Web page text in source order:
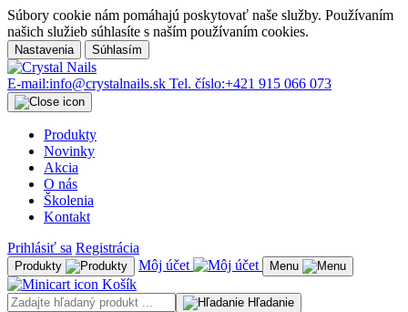
Súbory cookie nám pomáhajú poskytovať naše služby. Používaním
našich služieb súhlasíte s naším používaním cookies.
Nastavenia Súhlasím
E-mail:info@crystalnails.sk Tel. číslo:+421 915 066 073
Produkty
Novinky
Akcia
O nás
Školenia
Kontakt
Prihlásiť sa Registrácia
Produkty Môj účet Menu
Košík
Hľadanie